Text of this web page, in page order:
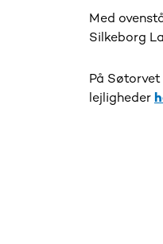
Med
Silkeborg
På
lejligheder